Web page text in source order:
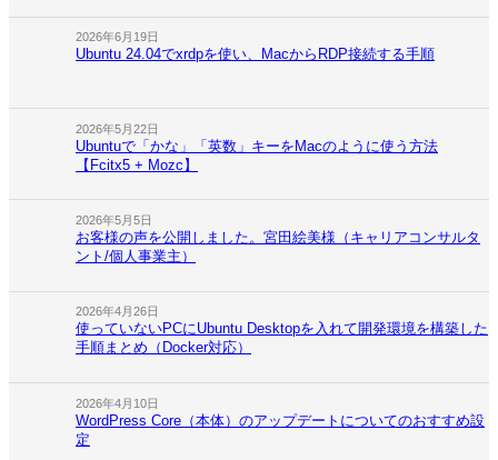
2026年6月19日
Ubuntu 24.04でxrdpを使い、MacからRDP接続する手順
2026年5月22日
Ubuntuで「かな」「英数」キーをMacのように使う方法
【Fcitx5 + Mozc】
2026年5月5日
お客様の声を公開しました。宮田絵美様（キャリアコンサルタ
ント/個人事業主）
2026年4月26日
使っていないPCにUbuntu Desktopを入れて開発環境を構築した
手順まとめ（Docker対応）
2026年4月10日
WordPress Core（本体）のアップデートについてのおすすめ設
定